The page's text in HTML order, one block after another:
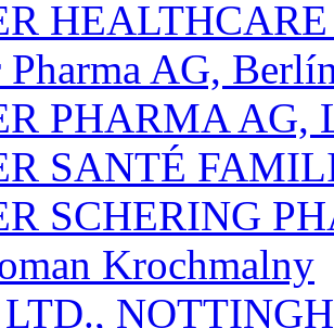
Pharma AG,
PHARMA AG,
SANTÉ
SCHERING
Krochmalny